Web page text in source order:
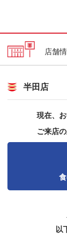
店舗
半田店
現在、
ご来店
以